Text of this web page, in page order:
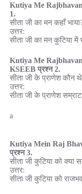
Kutiya Me
1.
सीता जी का मन कहाँ
उत्तर:
सीता जी का मन कुटिया में
Kutiya Me
KSEEB प्रश्न 2.
सीता जी के प्राणेश कौन
उत्तर:
सीता जी के प्राणेश
a
Kutiya Mein Raj
प्रश्न 3.
सीता जी कुटिया को क्या
उत्तर:
सीता जी कुटिया को